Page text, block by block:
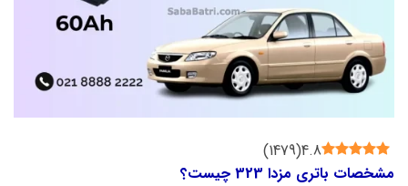
4.8
(
1479
)
مشخصات باتری مزدا 323 چیست؟